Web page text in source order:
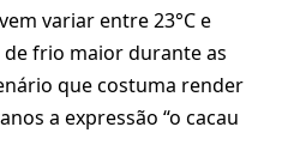
variar entre 23°C e
de frio maior durante as
que costuma render
a expressão “o cacau